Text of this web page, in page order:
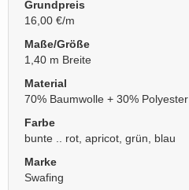
Grundpreis
16,00 €/m
Maße/Größe
1,40 m Breite
Material
70% Baumwolle + 30% Polyester
Farbe
bunte .. rot, apricot, grün, blau
Marke
Swafing